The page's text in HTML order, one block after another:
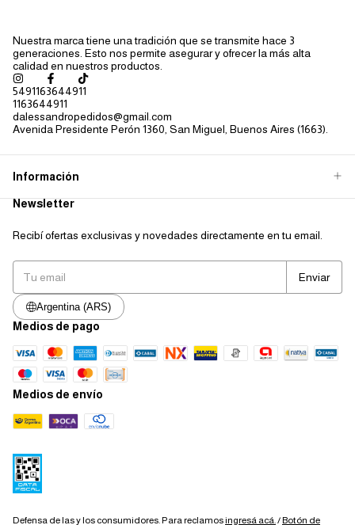
Nuestra marca tiene una tradición que se transmite hace 3
generaciones. Esto nos permite asegurar y ofrecer la más alta
calidad en nuestros productos.
5491163644911
1163644911
dalessandropedidos@gmail.com
Avenida Presidente Perón 1360, San Miguel, Buenos Aires (1663).
Información
Newsletter
Recibí ofertas exclusivas y novedades directamente en tu email.
Argentina (ARS)
Medios de pago
Medios de envío
Defensa de las y los consumidores. Para reclamosingresá acá./Botón de